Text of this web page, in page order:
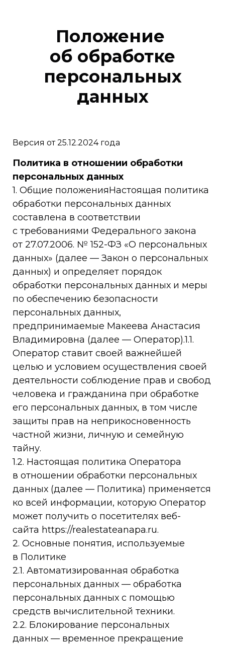
Положение
об обработке
персональных
данных
Версия от 25.12.2024 года
Политика в отношении обработки
персональных данных
1. Общие положенияНастоящая политика
обработки персональных данных
составлена в соответствии
с требованиями Федерального закона
от 27.07.2006. № 152-ФЗ «О персональных
данных» (далее — Закон о персональных
данных) и определяет порядок
обработки персональных данных и меры
по обеспечению безопасности
персональных данных,
предпринимаемые Макеева Анастасия
Владимировна (далее — Оператор).1.1.
Оператор ставит своей важнейшей
целью и условием осуществления своей
деятельности соблюдение прав и свобод
человека и гражданина при обработке
его персональных данных, в том числе
защиты прав на неприкосновенность
частной жизни, личную и семейную
тайну.
1.2. Настоящая политика Оператора
в отношении обработки персональных
данных (далее — Политика) применяется
ко всей информации, которую Оператор
может получить о посетителях веб-
сайта https://realestateanapa.ru.
2. Основные понятия, используемые
в Политике
2.1. Автоматизированная обработка
персональных данных — обработка
персональных данных с помощью
средств вычислительной техники.
2.2. Блокирование персональных
данных — временное прекращение